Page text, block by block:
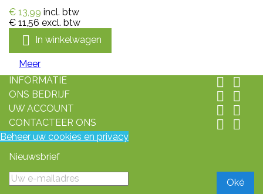
€ 13,99 incl. btw
€ 11,56 excl. btw
 In winkelwagen
Meer
INFORMATIE
 
ONS BEDRIJF  
UW ACCOUNT  
CONTACTEER ONS  
Beheer uw cookies en privacy
Nieuwsbrief